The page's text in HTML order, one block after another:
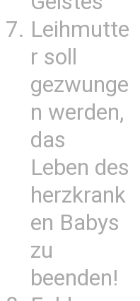
Leihmutte
r soll
gezwunge
n werden,
das
Leben des
herzkrank
en Babys
zu
beenden!